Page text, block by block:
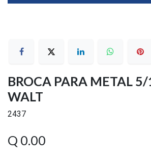
BROCA PARA METAL
WALT
2437
Q 0.00